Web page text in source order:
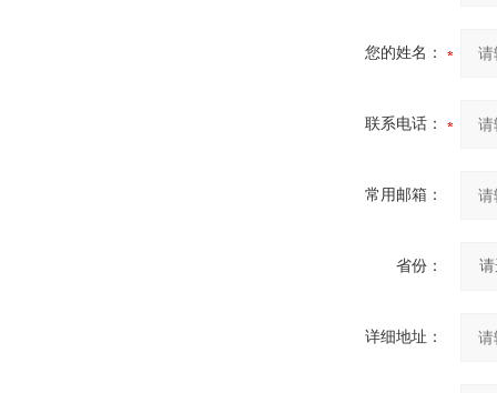
您的姓名：
联系电话：
常用邮箱：
省份：
详细地址：